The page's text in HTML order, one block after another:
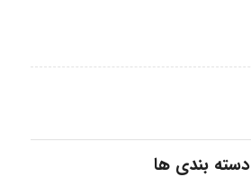
دسته بندی ها